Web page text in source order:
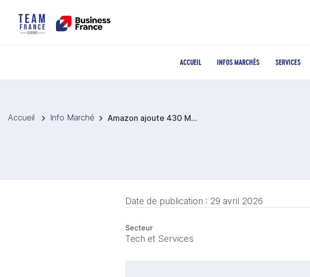
ACCUEIL INFOS MARCHÉS SERVICES
Accueil Info Marché Amazon ajoute 430 MW d’énergie propre pour alimenter ses centres de données en Australie
Date de publication : 29 avril 2026
Secteur
Tech et Services